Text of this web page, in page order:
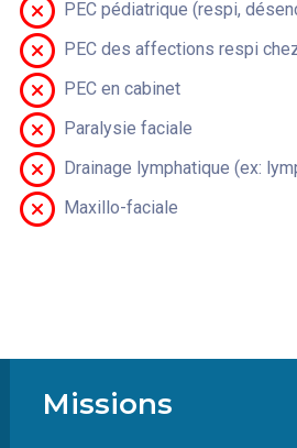
PEC pédiatrique (respi,
PEC des affections respi
PEC en cabinet
Paralysie faciale
Drainage lymphatique (ex:
Maxillo-faciale
Missions